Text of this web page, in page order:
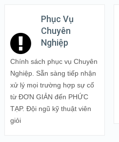
Phục Vụ
Chuyên
Nghiệp
Chính sách phục vụ Chuyên
Nghiệp. Sẵn sàng tiếp nhận
xử lý mọi trường hợp sự cố
từ ĐƠN GIẢN đến PHỨC
TẠP. Đội ngũ kỹ thuật viên
giỏi